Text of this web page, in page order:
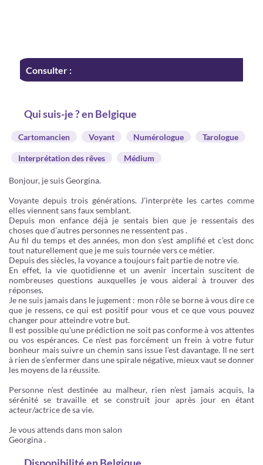
Consulter :
Qui suis-je ? en Belgique
Cartomancien Voyant Numérologue Tarologue
Interprétation des rêves Médium
Bonjour, je suis Georgina.
Voyante depuis trois générations. J'interprète les cartes comme
elles viennent sans faux semblant.
Depuis mon enfance déjà je sentais bien que je ressentais des
choses que d’autres personnes ne ressentent pas .
Au fil du temps et des années, mon don s’est amplifié et c’est donc
tout naturellement que je me suis tournée vers ce métier.
Depuis des siècles, la voyance a toujours fait partie de notre vie.
En effet, la vie quotidienne et un avenir incertain suscitent de
nombreuses questions auxquelles je vous aiderai à trouver des
réponses.
Je ne suis jamais dans le jugement : mon rôle se borne à vous dire ce
que je ressens, ce qui est positif pour vous et ce que vous pouvez
changer pour atteindre votre but.
Il est possible qu’une prédiction ne soit pas conforme à vos attentes
ou vos espérances. Ce n’est pas forcément un frein à votre futur
bonheur mais suivre un chemin sans issue l’est davantage. Il ne sert
à rien de s’enfermer dans une spirale négative, mieux vaut se donner
les moyens de la réussite.
Personne n’est destinée au malheur, rien n’est jamais acquis, la
sérénité se travaille et se construit jour après jour en étant
acteur/actrice de sa vie.
Je vous attends dans mon salon
Georgina .